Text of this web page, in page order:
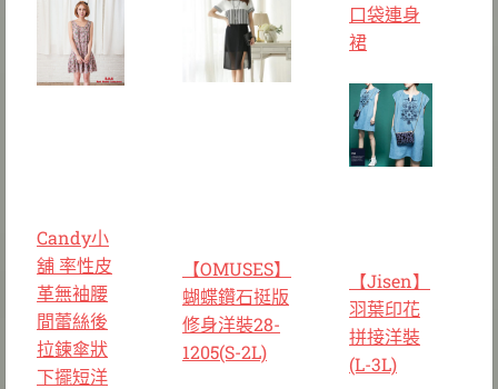
口袋連身
裙
Candy小
舖 率性皮
革無袖腰
間蕾絲後
拉鍊傘狀
下擺短洋
【OMUSES】
蝴蝶鑽石挺版
修身洋裝28-
1205(S-2L)
【Jisen】
羽葉印花
拼接洋裝
(L-3L)